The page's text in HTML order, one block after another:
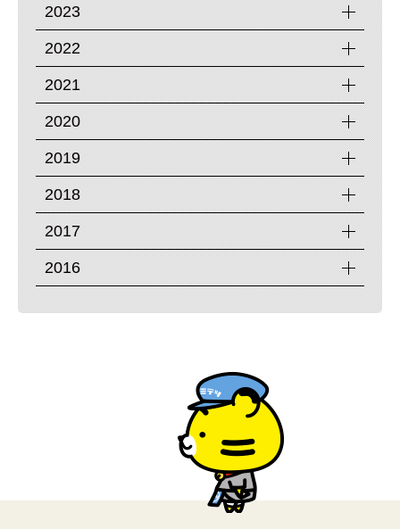
2023
2022
2021
2020
2019
2018
2017
2016